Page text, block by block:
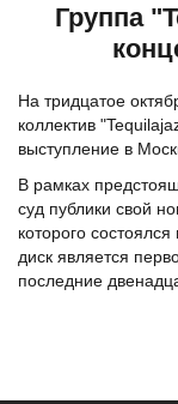
Группа
На тридцатое
коллектив
выступление в
В рамках
суд публики свой
которого
диск является
последние